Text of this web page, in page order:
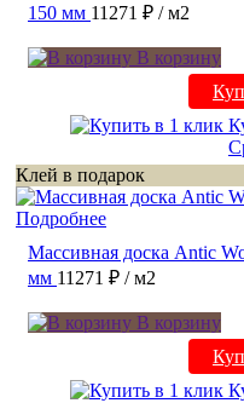
150 мм 11271 ₽ / м2
В корзину
Клей в подарок
Подробнее
Массивная доска Antic
мм 11271 ₽ / м2
В корзину